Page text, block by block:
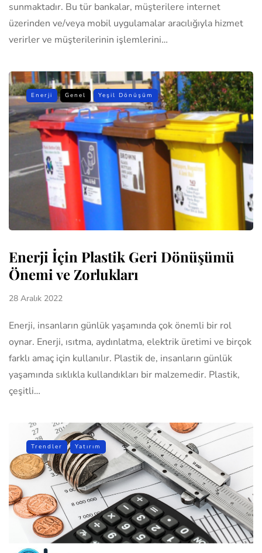
sunmaktadır. Bu tür bankalar, müşterilere internet
üzerinden ve/veya mobil uygulamalar aracılığıyla hizmet
verirler ve müşterilerinin işlemlerini…
Enerji Genel Yeşil Dönüşüm
Enerji İçin Plastik Geri Dönüşümü
Önemi ve Zorlukları
28 Aralık 2022
Enerji, insanların günlük yaşamında çok önemli bir rol
oynar. Enerji, ısıtma, aydınlatma, elektrik üretimi ve birçok
farklı amaç için kullanılır. Plastik de, insanların günlük
yaşamında sıklıkla kullandıkları bir malzemedir. Plastik,
çeşitli…
Trendler Yatırım